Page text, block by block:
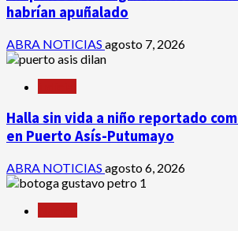
habrían apuñalado
ABRA NOTICIAS agosto 7, 2026
Halla sin vida a niño reportado
en Puerto Asís-Putumayo
ABRA NOTICIAS agosto 6, 2026